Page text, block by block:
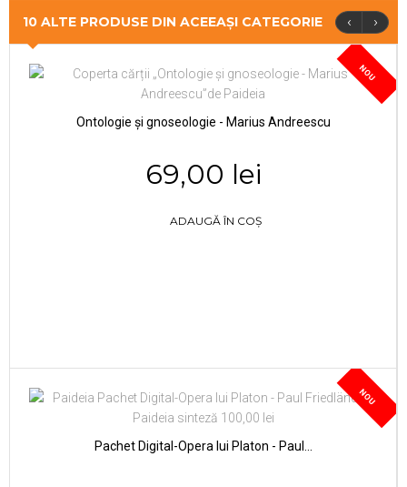
10 ALTE PRODUSE DIN ACEEAȘI CATEGORIE ‹ ›
NOU
Ontologie și gnoseologie - Marius Andreescu
69,00 lei
ADAUGĂ ÎN COȘ
NOU
Pachet Digital-Opera lui Platon - Paul...